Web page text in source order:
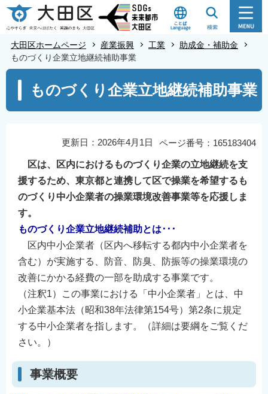
こ
の
ジ
大田区ホームページ 産業振興 工業
助成金・補助金
ものづくり企業立地継続補助事業
こ
ものづくり企業立地継続補助事業
ページ番号：165183404
更新日：2026年4月1日
区は、区内におけるものづくり企業の立地継続を支
援するため、東京都と連携して区で操業を希望するも
のづくり中小企業者の操業環境改善事業等を応援しま
す。
ものづくり企業立地継続補助とは･･･
区内中小企業者（区内へ移転する都内中小企業者を
含む）が実施する、防音、防臭、防振等の操業環境の
改善にかかる経費の一部を助成する事業です。
（注釈1）この事業における「中小企業者」とは、中
小企業基本法（昭和38年法律第154号）第2条に規定
する中小企業者を指します。（詳細は要綱をご覧くだ
さい。）
事業概要